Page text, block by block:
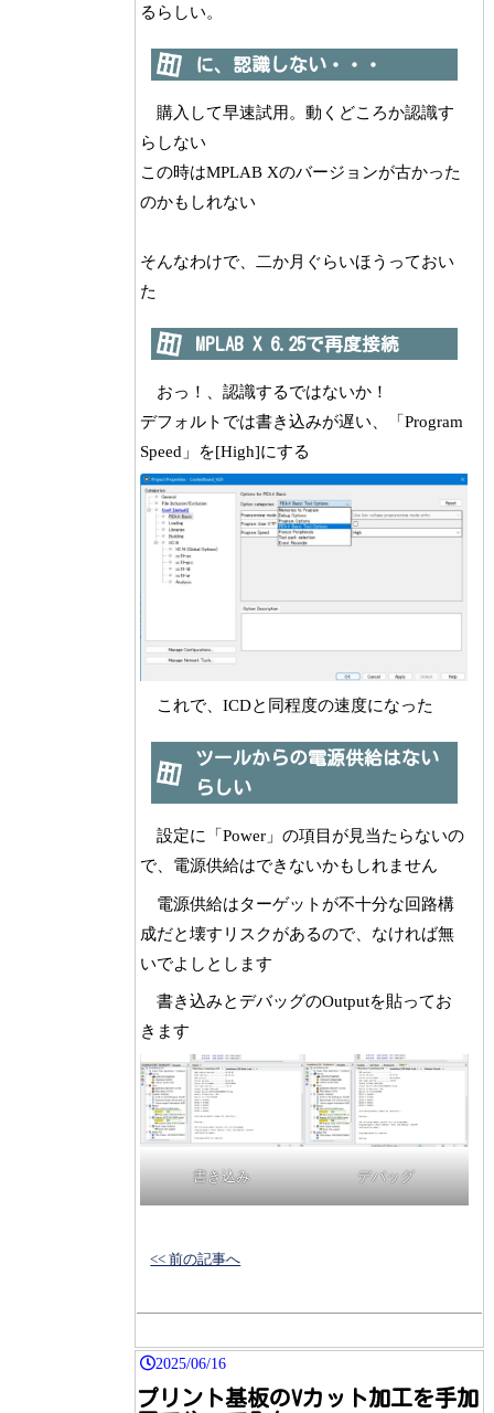
るらしい。
に、認識しない・・・
購入して早速試用。動くどころか認識す
らしない
この時はMPLAB Xのバージョンが古かった
のかもしれない
そんなわけで、二か月ぐらいほうっておい
た
MPLAB X 6.25で再度接続
おっ！、認識するではないか！
デフォルトでは書き込みが遅い、「Program
Speed」を[High]にする
これで、ICDと同程度の速度になった
ツールからの電源供給はない
らしい
設定に「Power」の項目が見当たらないの
で、電源供給はできないかもしれません
電源供給はターゲットが不十分な回路構
成だと壊すリスクがあるので、なければ無
いでよしとします
書き込みとデバッグのOutputを貼ってお
きます
書き込み デバッグ
<< 前の記事へ
2025/06/16
プリント基板のVカット加工を手加